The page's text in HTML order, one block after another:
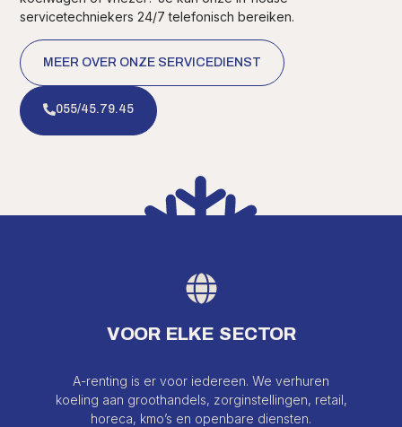
servicetechniekers 24/7 telefonisch bereiken.
MEER OVER ONZE SERVICEDIENST
055/45.79.45
VOOR ELKE SECTOR
A-renting is er voor iedereen. We verhuren
koeling aan groothandels, zorginstellingen, retail,
horeca, kmo’s en openbare diensten.